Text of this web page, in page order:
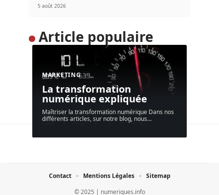
5 août 2026
Article populaire
MARKETING
La transformation
numérique expliquée
Maîtriser la transformation numérique Dans nos
différents articles, sur notre blog, nous…
© 2025 | numeriques.info
Contact Mentions Légales Sitemap